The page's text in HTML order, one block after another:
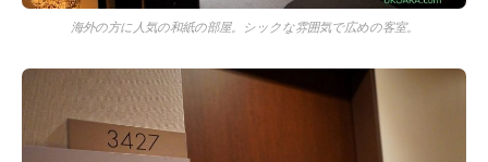
海外の方に人気の和紙の部屋。シックな雰囲気で広めの客室。